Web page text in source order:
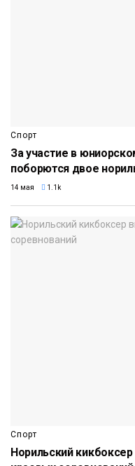
Спорт
За участие в
поборются двое
14 мая 1.1k
Спорт
Норильский